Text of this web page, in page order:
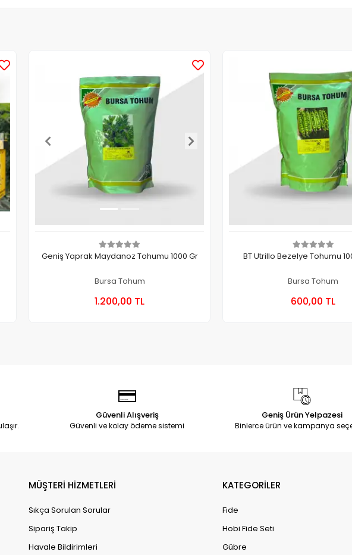
Geniş Yaprak Maydanoz Tohumu 1000 Gr
Bursa Tohum
1.200,00 TL
BT Utrillo Bezelye Tohumu
Bursa Tohum
600,00 TL
Güvenli Alışveriş
Güvenli ve kolay ödeme sistemi
Geniş Ürün Yelpazesi
Binlerce ürün ve kampanya
MÜŞTERİ HİZMETLERİ
Sıkça Sorulan Sorular
Sipariş Takip
Havale Bildirimleri
KATEGORİLER
Fide
Hobi Fide Seti
Gübre